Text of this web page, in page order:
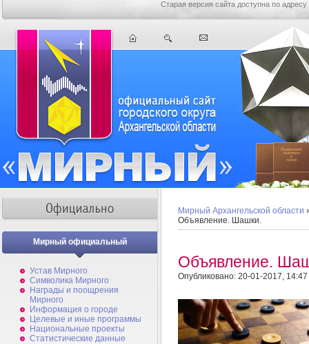
Старая версия сайта доступна по адресу
Мирный официальный
Устав Мирного
Символика Мирного
Награды и поощрения
Мирного
Информация о городе
Целевые и иные программы
Национальные проекты
Статистические данные
Мирный Архангельской области
Объявление. Шашки.
Объявление.
Опубликовано: 20-01-2017, 14:47